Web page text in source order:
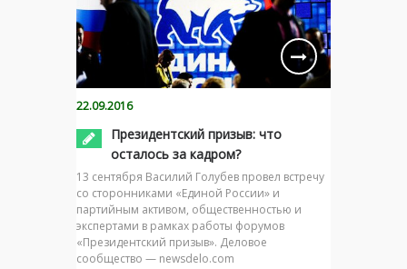
22.09.2016
Президентский призыв: что
осталось за кадром?
13 сентября Василий Голубев провел встречу
со сторонниками «Единой России» и
партийным активом, общественностью и
экспертами в рамках работы форумов
«Президентский призыв». Деловое
сообщество — newsdelo.com